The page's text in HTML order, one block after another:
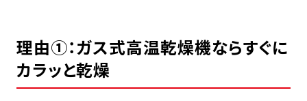
理由①：ガス式高温乾燥機ならすぐに
カラッと乾燥